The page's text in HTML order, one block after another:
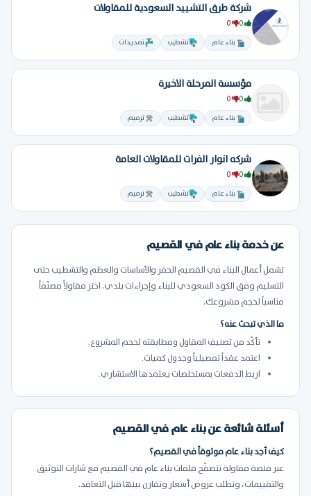
شركة طرق التشييد السعودية للمقاولات
بناء عام تشطيب تمديدات
مؤسسة المرحلة الاخيرة
بناء عام تشطيب ترميم
شركه انوار الفرات للمقاولات العامة
بناء عام تشطيب ترميم
عن خدمة بناء عام في القصيم
تشمل أعمال البناء في القصيم الحفر والأساسات والعظم والتشطيب حتى
التسليم وفق الكود السعودي للبناء وإجراءات بلدي. اختر مقاولاً مصنّفاً
مناسباً لحجم مشروعك.
ما الذي تبحث عنه؟
تأكّد من تصنيف المقاول ومطابقته لحجم المشروع.
اعتمد عقداً تفصيلياً وجدول كميات.
اربط الدفعات بمستخلصات يعتمدها الاستشاري.
أسئلة شائعة عن بناء عام في القصيم
كيف أجد بناء عام موثوقاً في القصيم؟
عبر منصة مقاولة تتصفّح ملفات بناء عام في القصيم مع شارات التوثيق
والتقييمات، وتطلب عروض أسعار وتقارن بينها قبل التعاقد.